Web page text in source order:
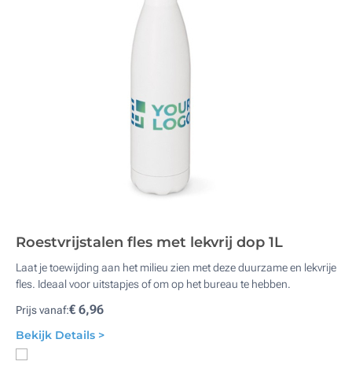
Roestvrijstalen fles met lekvrij dop 1L
Laat je toewijding aan het milieu zien met deze duurzame en lekvrije
fles. Ideaal voor uitstapjes of om op het bureau te hebben.
Prijs vanaf:€ 6,96
Bekijk Details >